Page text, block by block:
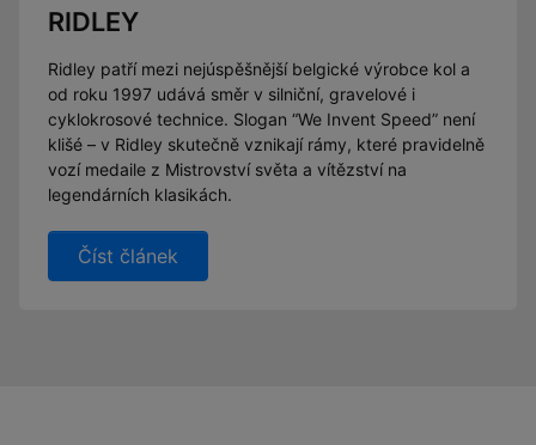
RIDLEY
Ridley patří mezi nejúspěšnější belgické výrobce kol a
od roku 1997 udává směr v silniční, gravelové i
cyklokrosové technice. Slogan “We Invent Speed” není
klišé – v Ridley skutečně vznikají rámy, které pravidelně
vozí medaile z Mistrovství světa a vítězství na
legendárních klasikách.
Číst článek